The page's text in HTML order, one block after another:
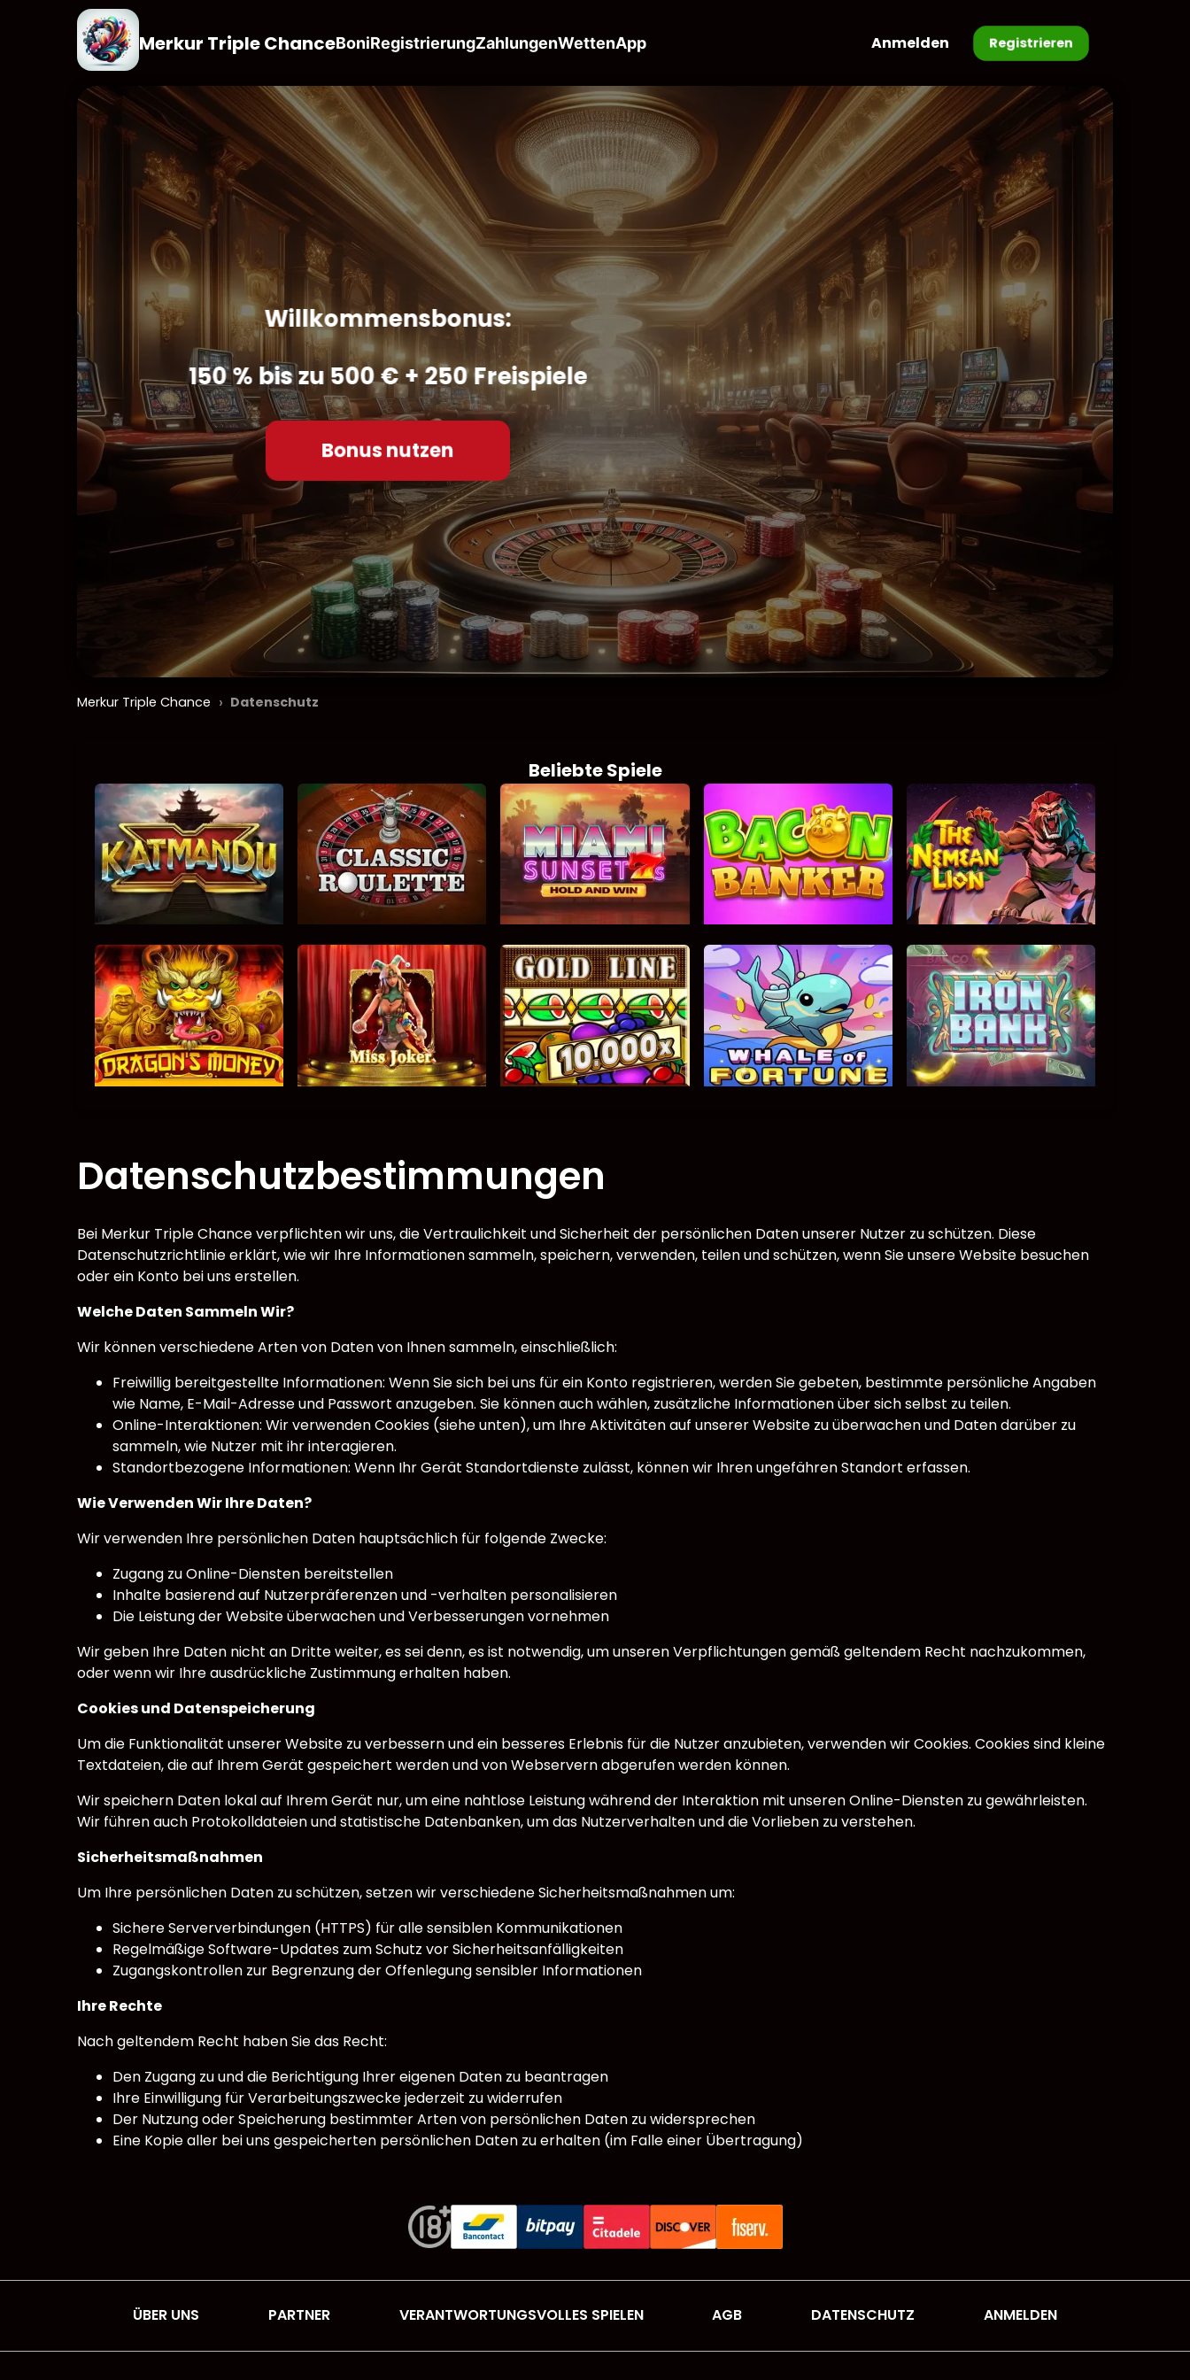
Merkur Triple ChanceBoniRegistrierungZahlungenWettenApp Anmelden Registrieren
Willkommensbonus:
150 % bis zu 500 € + 250 Freispiele
Bonus nutzen
Merkur Triple Chance › Datenschutz
Beliebte Spiele
Datenschutzbestimmungen
Bei Merkur Triple Chance verpflichten wir uns, die Vertraulichkeit und Sicherheit der persönlichen Daten unserer Nutzer zu schützen. Diese
Datenschutzrichtlinie erklärt, wie wir Ihre Informationen sammeln, speichern, verwenden, teilen und schützen, wenn Sie unsere Website besuchen
oder ein Konto bei uns erstellen.
Welche Daten Sammeln Wir?
Wir können verschiedene Arten von Daten von Ihnen sammeln, einschließlich:
Freiwillig bereitgestellte Informationen: Wenn Sie sich bei uns für ein Konto registrieren, werden Sie gebeten, bestimmte persönliche Angaben
wie Name, E-Mail-Adresse und Passwort anzugeben. Sie können auch wählen, zusätzliche Informationen über sich selbst zu teilen.
Online-Interaktionen: Wir verwenden Cookies (siehe unten), um Ihre Aktivitäten auf unserer Website zu überwachen und Daten darüber zu
sammeln, wie Nutzer mit ihr interagieren.
Standortbezogene Informationen: Wenn Ihr Gerät Standortdienste zulässt, können wir Ihren ungefähren Standort erfassen.
Wie Verwenden Wir Ihre Daten?
Wir verwenden Ihre persönlichen Daten hauptsächlich für folgende Zwecke:
Zugang zu Online-Diensten bereitstellen
Inhalte basierend auf Nutzerpräferenzen und -verhalten personalisieren
Die Leistung der Website überwachen und Verbesserungen vornehmen
Wir geben Ihre Daten nicht an Dritte weiter, es sei denn, es ist notwendig, um unseren Verpflichtungen gemäß geltendem Recht nachzukommen,
oder wenn wir Ihre ausdrückliche Zustimmung erhalten haben.
Cookies und Datenspeicherung
Um die Funktionalität unserer Website zu verbessern und ein besseres Erlebnis für die Nutzer anzubieten, verwenden wir Cookies. Cookies sind kleine
Textdateien, die auf Ihrem Gerät gespeichert werden und von Webservern abgerufen werden können.
Wir speichern Daten lokal auf Ihrem Gerät nur, um eine nahtlose Leistung während der Interaktion mit unseren Online-Diensten zu gewährleisten.
Wir führen auch Protokolldateien und statistische Datenbanken, um das Nutzerverhalten und die Vorlieben zu verstehen.
Sicherheitsmaßnahmen
Um Ihre persönlichen Daten zu schützen, setzen wir verschiedene Sicherheitsmaßnahmen um:
Sichere Serververbindungen (HTTPS) für alle sensiblen Kommunikationen
Regelmäßige Software-Updates zum Schutz vor Sicherheitsanfälligkeiten
Zugangskontrollen zur Begrenzung der Offenlegung sensibler Informationen
Ihre Rechte
Nach geltendem Recht haben Sie das Recht:
Den Zugang zu und die Berichtigung Ihrer eigenen Daten zu beantragen
Ihre Einwilligung für Verarbeitungszwecke jederzeit zu widerrufen
Der Nutzung oder Speicherung bestimmter Arten von persönlichen Daten zu widersprechen
Eine Kopie aller bei uns gespeicherten persönlichen Daten zu erhalten (im Falle einer Übertragung)
ÜBER UNS PARTNER VERANTWORTUNGSVOLLES SPIELEN AGB DATENSCHUTZ ANMELDEN